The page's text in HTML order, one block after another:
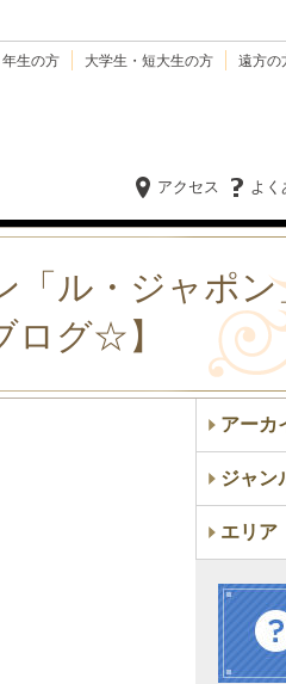
生の方 大学生・短大生の方 遠方の
よく
アクセス
「ル・ジャポ
ログ☆】
アーカ
ジャン
エリア